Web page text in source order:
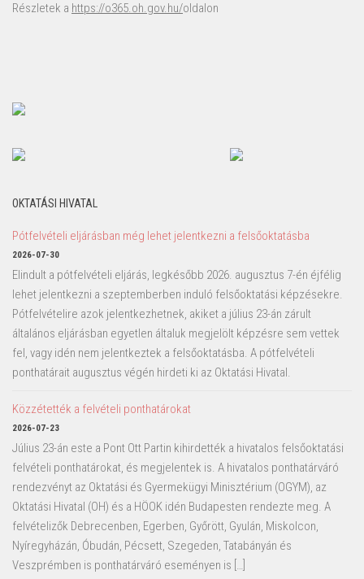
Részletek a https://o365.oh.gov.hu/oldalon
OKTATÁSI HIVATAL
Pótfelvételi eljárásban még lehet jelentkezni a felsőoktatásba
2026-07-30
Elindult a pótfelvételi eljárás, legkésőbb 2026. augusztus 7-én éjfélig
lehet jelentkezni a szeptemberben induló felsőoktatási képzésekre.
Pótfelvételire azok jelentkezhetnek, akiket a július 23-án zárult
általános eljárásban egyetlen általuk megjelölt képzésre sem vettek
fel, vagy idén nem jelentkeztek a felsőoktatásba. A pótfelvételi
ponthatárait augusztus végén hirdeti ki az Oktatási Hivatal.
Közzétették a felvételi ponthatárokat
2026-07-23
Július 23-án este a Pont Ott Partin kihirdették a hivatalos felsőoktatási
felvételi ponthatárokat, és megjelentek is. A hivatalos ponthatárváró
rendezvényt az Oktatási és Gyermekügyi Minisztérium (OGYM), az
Oktatási Hivatal (OH) és a HÖOK idén Budapesten rendezte meg. A
felvételizők Debrecenben, Egerben, Győrött, Gyulán, Miskolcon,
Nyíregyházán, Óbudán, Pécsett, Szegeden, Tatabányán és
Veszprémben is ponthatárváró eseményen is […]